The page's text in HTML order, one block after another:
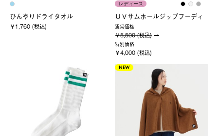
ひんやりドライタオル
￥1,760 (税込)
レディース
ＵＶサムホールジップフーディ
通常価格
￥5,500 (税込)
特別価格
￥4,000 (税込)
NEW